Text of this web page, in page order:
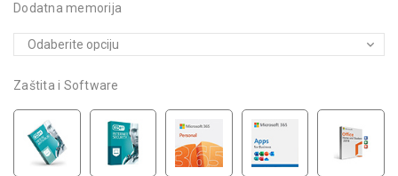
Dodatna memorija
Zaštita i Software